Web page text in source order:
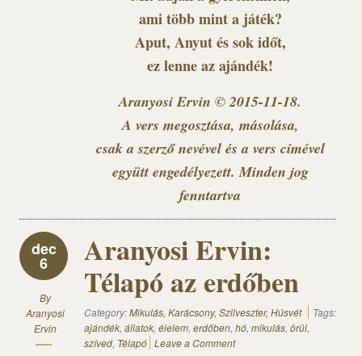
ami több mint a játék?
Aput, Anyut és sok időt,
ez lenne az ajándék!
Aranyosi Ervin © 2015-11-18.
A vers megosztása, másolása,
csak a szerző nevével és a vers címével
együtt engedélyezett. Minden jog
fenntartva
dec
6
By
Aranyosi
Ervin
Aranyosi Ervin:
Télapó az erdőben
Category:Mikulás, Karácsony, Szilveszter, Húsvét
Tags:
ajándék, állatok, élelem, erdőben, hó, mikulás, örül,
szíved, Télapó Leave a Comment